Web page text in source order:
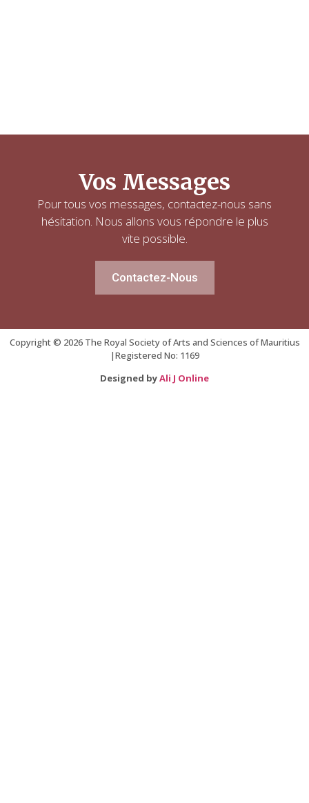
Contactez-Nous
Vos Messages
Pour tous vos messages, contactez-nous sans
hésitation. Nous allons vous répondre le plus
vite possible.
Copyright © 2026 The Royal Society of Arts and Sciences of Mauritius
|Registered No: 1169
Designed byAli J Online